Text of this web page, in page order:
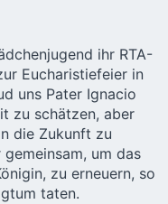
ihr RTA-
Eucharistiefeier in
uns Pater Ignacio
zu schätzen, aber
die Zukunft zu
um das
zu erneuern, so
taten.